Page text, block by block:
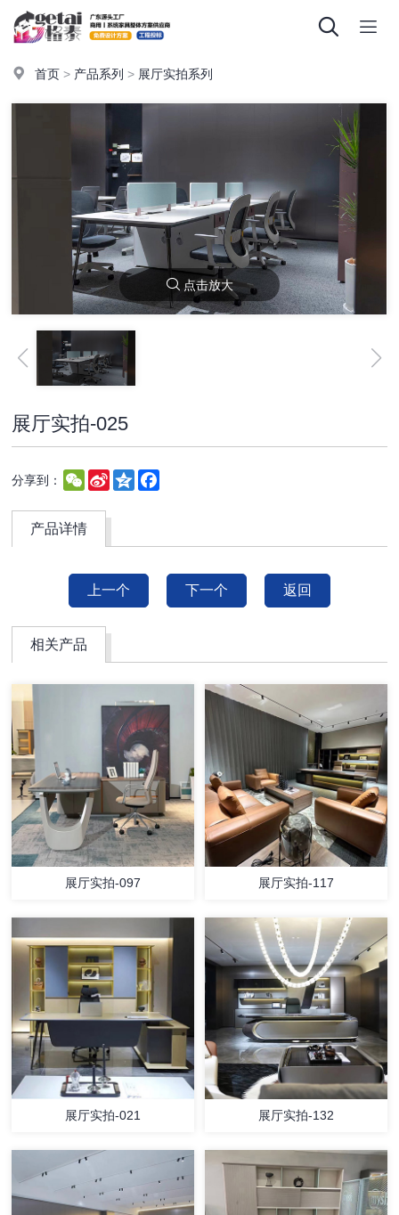
首页 > 产品系列 > 展厅实拍系列
点击放大
展厅实拍-025
分享到： WeChat
Sina
Weibo
Qzone
产品详情
上一个 下一个 返回
相关产品
展厅实拍-097 展厅实拍-117
展厅实拍-021 展厅实拍-132